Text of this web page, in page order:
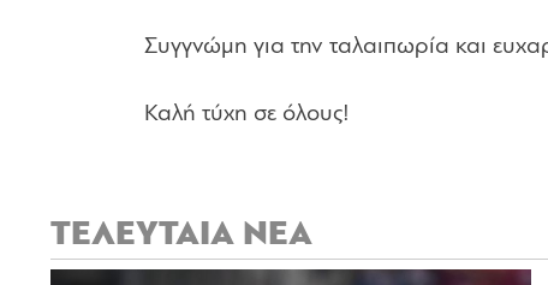
Συγγνώμη για την ταλαιπωρία και
Καλή τύχη σε όλους!
ΤΕΛΕΥΤΑΙΑ ΝΕΑ